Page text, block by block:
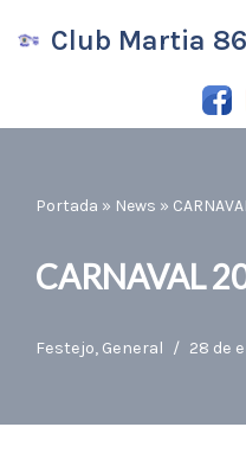
contenido
Club Martia 86
Portada » News »
CARNAVAL
Festejo, General 28 de